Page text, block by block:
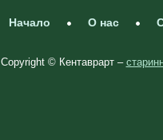
Начало О нас
Copyright © Кентаврарт –